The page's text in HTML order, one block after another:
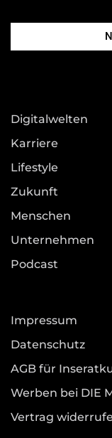
Digitalwelten
Karriere
Lifestyle
Zukunft
Menschen
Unternehmen
Podcast
Impressum
Datenschutz
AGB für
Werben bei DIE
Vertrag